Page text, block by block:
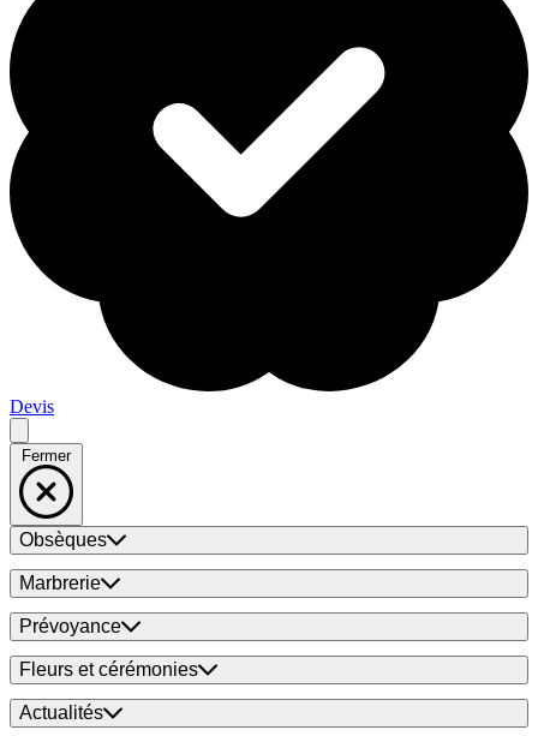
Devis
Fermer
Obsèques
Marbrerie
Prévoyance
Fleurs et cérémonies
Actualités